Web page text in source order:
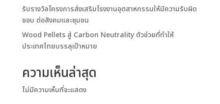
รับรางวัลโครงการส่งเสริมโรงงานอุตสาหกรรมให้มีความรับผิด
ชอบ ต่อสังคมและชุมชน
Wood Pellets สู่ Carbon Neutrality ตัวช่วยที่ทำให้
ประเทศไทยบรรลุเป้าหมาย
ความเห็นล่าสุด
ไม่มีความเห็นที่จะแสดง